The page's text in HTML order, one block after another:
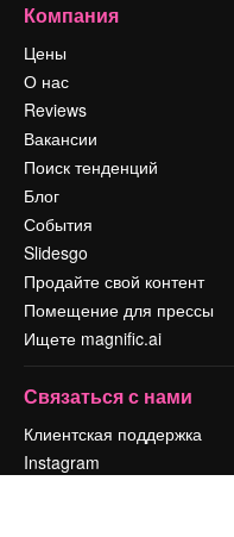
Компания
Цены
О нас
Reviews
Вакансии
Поиск тенденций
Блог
События
Slidesgo
Продайте свой контент
Помещение для прессы
Ищете magnific.ai
Связаться с нами
Клиентская поддержка
Instagram